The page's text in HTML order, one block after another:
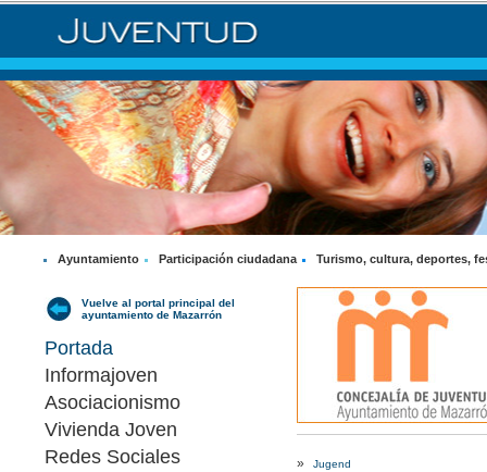
Ayuntamiento Participación ciudadana Turismo, cultura, deportes,
Vuelve al portal principal del
ayuntamiento de Mazarrón
Portada
Informajoven
Asociacionismo
Vivienda Joven
Redes Sociales
» Jugend